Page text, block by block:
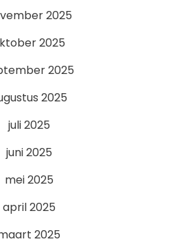
2025
2025
2025
2025
juli 2025
juni 2025
mei 2025
april 2025
2025